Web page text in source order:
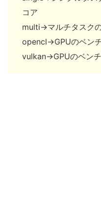
コア
multi→マルチタスク
opencl→GPUのベン
vulkan→GPUのベン